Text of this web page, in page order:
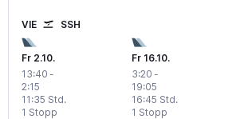
VIE SSH
Fr 2.10.
13:40 -
2:15
1 Stopp
11:35 Std.
Fr 16.10.
3:20 -
19:05
1 Stopp
16:45 Std.